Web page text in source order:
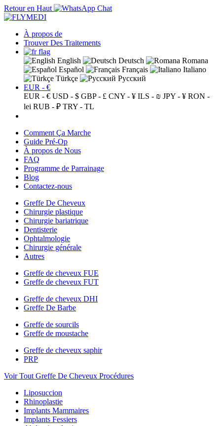
Retour en Haut
À propos de
Trouver Des Traitements
English Deutsch
Romana
Español
Français
Italiano
Türkçe
Русский
EUR - €
EUR - € USD - $ GBP - £ CNY - ¥ ILS - ₪ JPY - ¥ RON -
lei RUB - ₽ TRY - TL
Comment Ça Marche
Guide Pré-Op
À propos de Nous
FAQ
Programme de Parrainage
Blog
Contactez-nous
Greffe De Cheveux
Chirurgie plastique
Chirurgie bariatrique
Dentisterie
Ophtalmologie
Chirurgie générale
Autres
Greffe de cheveux FUE
Greffe de cheveux FUT
Greffe de cheveux DHI
Greffe De Barbe
Greffe de sourcils
Greffe de moustache
Greffe de cheveux saphir
PRP
Voir Tout Greffe De Cheveux Procédures
Liposuccion
Rhinoplastie
Implants Mammaires
Implants Fessiers